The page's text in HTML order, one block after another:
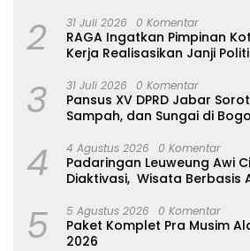
2 31 Juli 2026 0 Komentar
RAGA Ingatkan Pimpinan
3 31 Juli 2026 0 Komentar
Pansus XV DPRD Jabar
Sampah, dan Sungai di
4 4 Agustus 2026 0 Komentar
Padaringan Leuweung Awi
Diaktivasi, Wisata Berbasis
5 5 Agustus 2026 0 Komentar
Paket Komplet Pra Musim
2026